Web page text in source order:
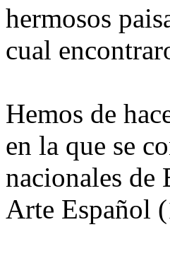
hermosos
cual
Hemos de
en la que se
nacionales
Arte Español